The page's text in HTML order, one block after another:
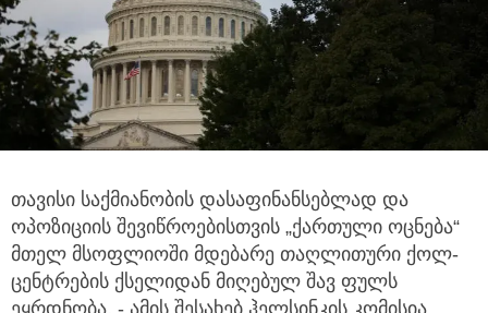
თავისი საქმიანობის დასაფინანსებლად და
ოპოზიციის შევიწროებისთვის „ქართული ოცნება“
მთელ მსოფლიოში მდებარე თაღლითური ქოლ-
ცენტრების ქსელიდან მიღებულ შავ ფულს
ეყრდნობა, - ამის შესახებ ჰელსინკის კომისია